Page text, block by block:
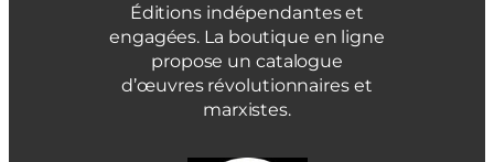
Éditions indépendantes et
engagées. La boutique en ligne
propose un catalogue
d’œuvres révolutionnaires et
marxistes.